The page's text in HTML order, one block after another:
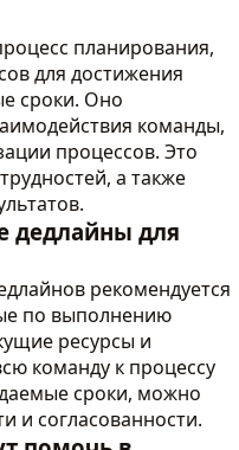
планирования,
для достижения
сроки. Оно
команды,
процессов. Это
а также
дедлайны для
рекомендуется
по выполнению
ресурсы и
команду к процессу
сроки, можно
и согласованности.